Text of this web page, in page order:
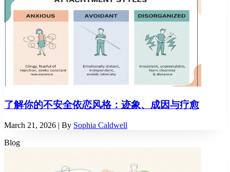
了解你的不安全依恋风格：迹象、成因与疗愈
March 21, 2026 | By Sophia Caldwell
Blog